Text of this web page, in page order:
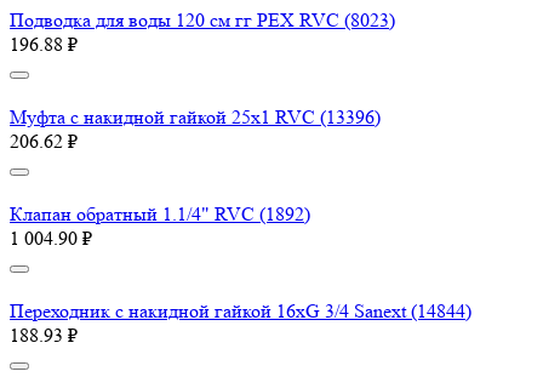
Подводка для воды 120 см гг PEX RVC (8023)
196.88 ₽
Муфта с накидной гайкой 25х1 RVC (13396)
206.62 ₽
Клапан обратный 1.1/4" RVC (1892)
1 004.90 ₽
Переходник с накидной гайкой 16хG 3/4 Sanext (14844)
188.93 ₽